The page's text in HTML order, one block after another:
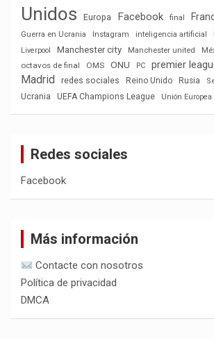
Unidos
Europa Facebook final
Guerra en Ucrania Instagram inteligencia artificial
Liverpool Manchester city Manchester united
octavos de final OMS ONU PC premier
Madrid
redes sociales Reino Unido Rusia
Ucrania
UEFA Champions League Unión Europea
Redes sociales
Facebook
Más información
Contacte con nosotros
Política de privacidad
DMCA